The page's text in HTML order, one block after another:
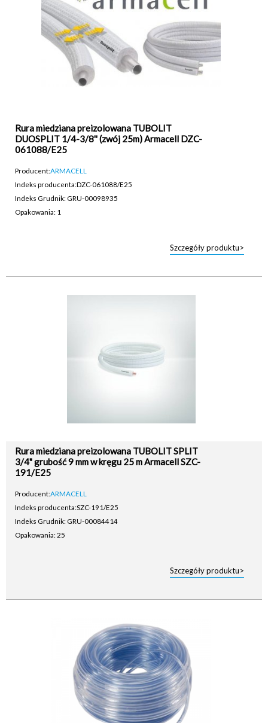
Rura miedziana preizolowana TUBOLIT
DUOSPLIT 1/4-3/8'' (zwój 25m) Armacell DZC-
061088/E25
Producent:ARMACELL
Indeks producenta:DZC-061088/E25
Indeks Grudnik: GRU-00098935
Opakowania: 1
Szczegóły produktu>
Rura miedziana preizolowana TUBOLIT SPLIT
3/4" grubość 9 mm w kręgu 25 m Armacell SZC-
191/E25
Producent:ARMACELL
Indeks producenta:SZC-191/E25
Indeks Grudnik: GRU-00084414
Opakowania: 25
Szczegóły produktu>